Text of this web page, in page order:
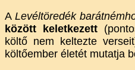
A Levéltöredék
között keletkezett
költő nem keltezte
költőember életét mutatja